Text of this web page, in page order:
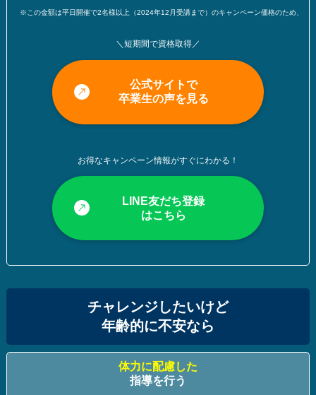
※この金額は平日開催で2名様以上（2024年12月受講まで）のキャンペーン価格のため、
＼短期間で資格取得／
公式サイトで
卒業生の声を見る
お得なキャンペーン情報がすぐにわかる！
LINE友だち登録
はこちら
チャレンジしたいけど
年齢的に不安なら
体力に配慮した
指導を行う